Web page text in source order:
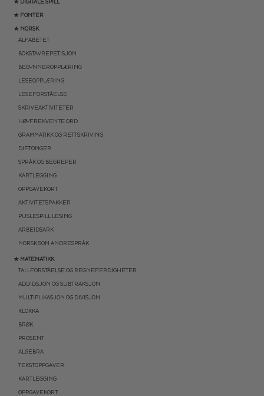
★ FONTER
★ NORSK
ALFABETET
BOKSTAVREPETISJON
BEGYNNEROPPLÆRING
LESEOPPLÆRING
LESEFORSTÅELSE
SKRIVEAKTIVITETER
HØYFREKVENTE ORD
GRAMMATIKK OG RETTSKRIVING
DIFTONGER
SPRÅK OG BEGREPER
KARTLEGGING
OPPGAVEKORT
AKTIVITETSPAKKER
PUSLESPILL LESING
ARBEIDSARK
NORSK SOM ANDRESPRÅK
★ MATEMATIKK
TALLFORSTÅELSE OG REGNEFERDIGHETER
ADDIDSJON OG SUBTRAKSJON
MULTIPLIKASJON OG DIVISJON
KLOKKA
BRØK
PROSENT
ALGEBRA
TEKSTOPPGAVER
KARTLEGGING
OPPGAVEKORT